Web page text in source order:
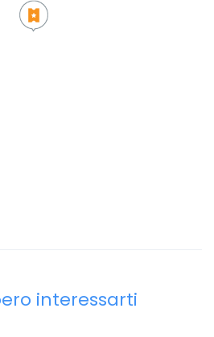
interessarti